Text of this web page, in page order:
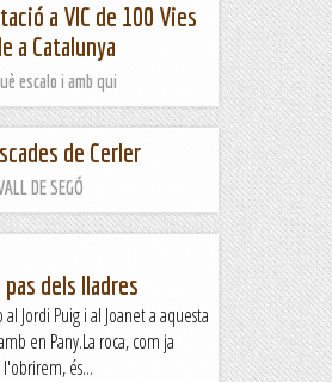
a VIC de 100 Vies
a Catalunya
escalo i amb qui
de Cerler
DE SEGÓ
dels lladres
Jordi Puig i al Joanet a aquesta
en Pany.La roca, com ja
és...